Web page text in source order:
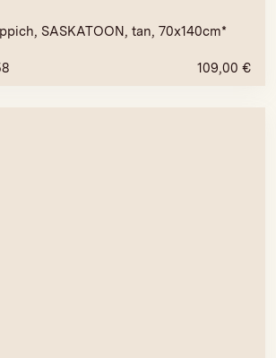
SASKATOON, tan, 70x140cm*
109,00 €